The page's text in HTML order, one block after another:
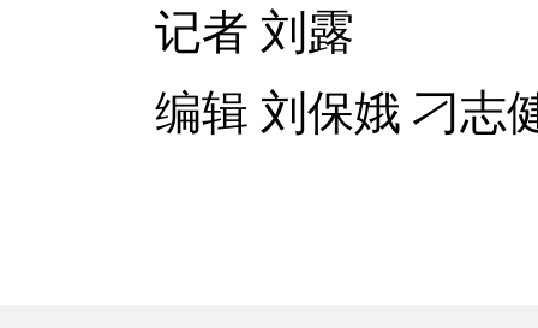
记者 刘露
编辑 刘保娥 刁志